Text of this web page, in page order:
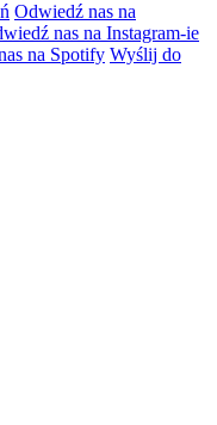
Odwiedź nas na
nas na Instagram-ie
na Spotify Wyślij do